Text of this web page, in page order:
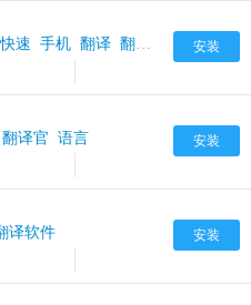
安装
快速 手机 翻译 翻译官 语言 资源
安装
翻译官 语言
安装
译软件